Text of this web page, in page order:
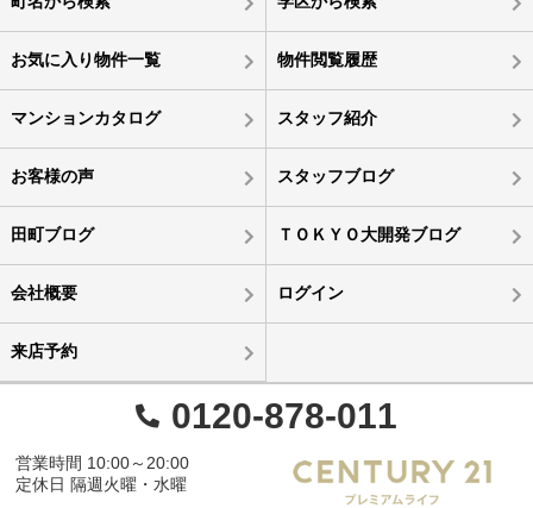
お気に入り物件一覧 物件閲覧履歴
マンションカタログ スタッフ紹介
お客様の声 スタッフブログ
田町ブログ ＴＯＫＹＯ大開発ブログ
会社概要 ログイン
来店予約
0120-878-011
営業時間 10:00～20:00
定休日 隔週火曜・水曜